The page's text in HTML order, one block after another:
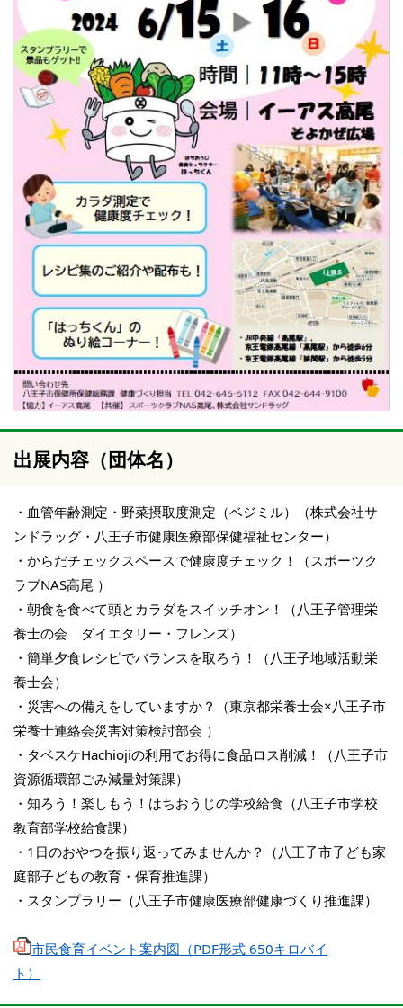
出展内容（団体名）
・血管年齢測定・野菜摂取度測定（ベジミル）（株式会社サ
ンドラッグ・八王子市健康医療部保健福祉センター）
・からだチェックスペースで健康度チェック！（スポーツク
ラブNAS高尾 ）
・朝食を食べて頭とカラダをスイッチオン！（八王子管理栄
養士の会 ダイエタリー・フレンズ）
・簡単夕食レシピでバランスを取ろう！（八王子地域活動栄
養士会）
・災害への備えをしていますか？（東京都栄養士会×八王子市
栄養士連絡会災害対策検討部会 ）
・タベスケHachiojiの利用でお得に食品ロス削減！（八王子市
資源循環部ごみ減量対策課）
・知ろう！楽しもう！はちおうじの学校給食（八王子市学校
教育部学校給食課）
・1日のおやつを振り返ってみませんか？（八王子市子ども家
庭部子どもの教育・保育推進課）
・スタンプラリー（八王子市健康医療部健康づくり推進課）
市民食育イベント案内図（PDF形式 650キロバイ
ト）